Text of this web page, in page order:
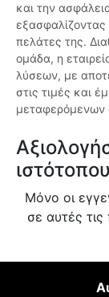
και την
εξασφαλίζοντας
πελάτες της.
ομάδα, η
λύσεων, με
στις τιμές και
μεταφερόμενων
Μόνο οι
σε αυτές